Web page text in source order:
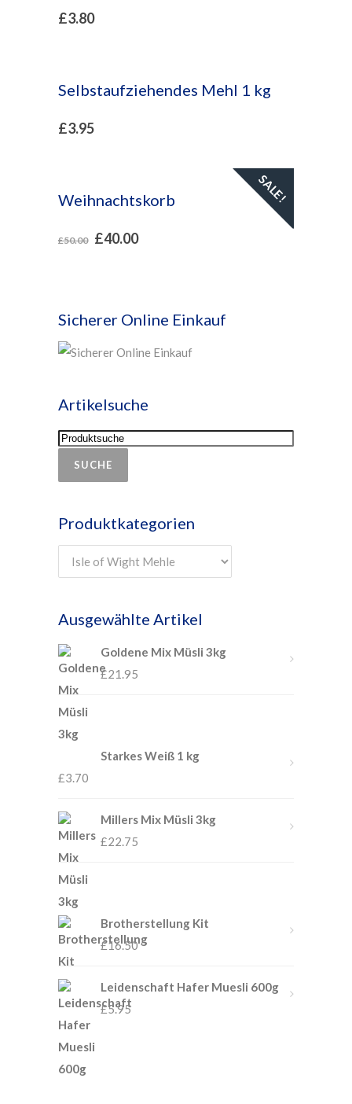
£3.80
Selbstaufziehendes Mehl 1 kg
£3.95
SALE!
Weihnachtskorb
£50.00 £40.00
Sicherer Online Einkauf
Artikelsuche
SUCHE
Produktkategorien
Ausgewählte Artikel
Goldene Mix Müsli 3kg
£21.95
Starkes Weiß 1 kg
£3.70
Millers Mix Müsli 3kg
£22.75
Brotherstellung Kit
£16.50
Leidenschaft Hafer Muesli 600g
£5.95